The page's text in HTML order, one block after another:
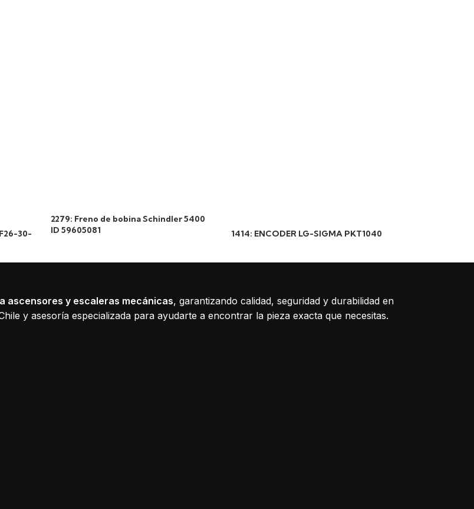
30-
2279: Freno de bobina Schindler 5400
ID 59605081
1414: ENCODER LG-SIGMA PKT1040
ascensores y escaleras mecánicas, garantizando calidad, seguridad y durabilidad en
y asesoría especializada para ayudarte a encontrar la pieza exacta que necesitas.